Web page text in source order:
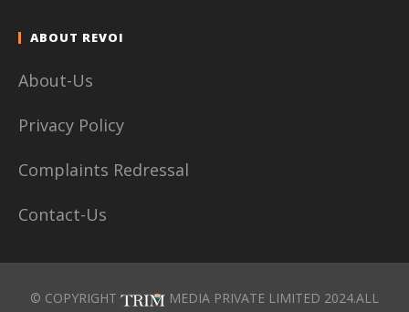
ABOUT REVOI
About-Us
Privacy Policy
Complaints Redressal
Contact-Us
© COPYRIGHT
MEDIA PRIVATE LIMITED 2024.ALL